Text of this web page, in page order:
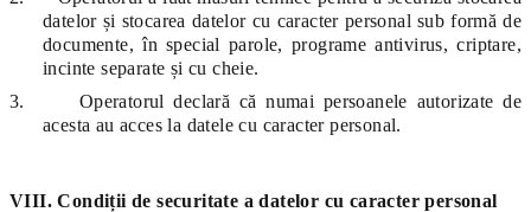
datelor și stocarea datelor cu caracter personal sub formă de
documente, în special parole, programe antivirus, criptare,
incinte separate și cu cheie.
3.
Operatorul declară că numai persoanele autorizate de
acesta au acces la datele cu caracter personal.
VIII. Condiții de securitate a datelor cu caracter personal